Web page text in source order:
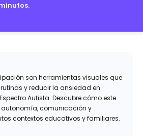
son herramientas visuales que
y reducir la ansiedad en
Autista. Descubre cómo este
autonomía, comunicación y
contextos educativos y familiares.